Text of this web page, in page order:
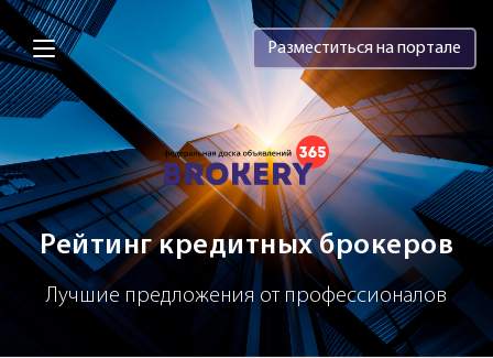
Brokery365 - Рейтинг кредитных
Разместиться на портале
Рейтинг кредитных брокеров
Лучшие предложения от профессионалов